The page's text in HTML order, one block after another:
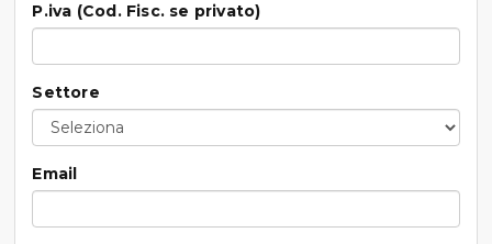
P.iva (Cod. Fisc. se privato)
Settore
Email